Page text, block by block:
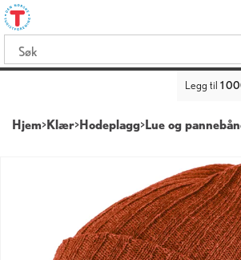
Legg til 1
Hjem>Klær>Hodeplagg>Lue og